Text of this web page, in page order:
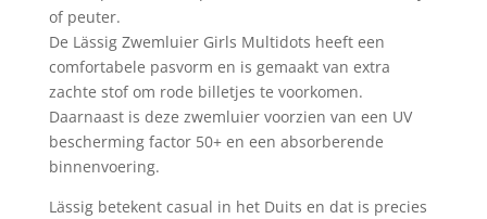
of peuter.
De Lässig Zwemluier Girls Multidots heeft een
comfortabele pasvorm en is gemaakt van extra
zachte stof om rode billetjes te voorkomen.
Daarnaast is deze zwemluier voorzien van een UV
bescherming factor 50+ en een absorberende
binnenvoering.
Lässig betekent casual in het Duits en dat is precies